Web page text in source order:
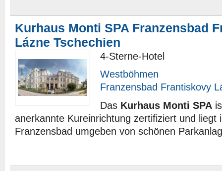
Kurhaus Monti SPA Franzensbad
Lázne Tschechien
4-Sterne-Hotel
Westböhmen
Franzensbad Frantiskovy
Das Kurhaus Monti SPA
anerkannte Kureinrichtung zertifiziert und liegt
Franzensbad umgeben von schönen